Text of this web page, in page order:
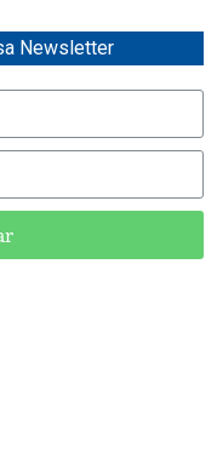
Newsletter